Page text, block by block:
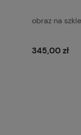
obraz na
345,00 zł